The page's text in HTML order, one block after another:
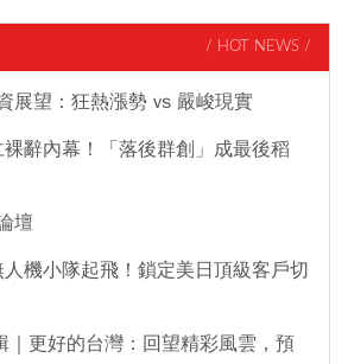
/ HOT NEWS /
展望：狂熱漲勢 vs 嚴峻現實
辭內幕！「落後群創」成最後稻
壇
機小隊起飛！鎖定美日頂級客戶切
｜更好的台灣：回望精彩風雲，預